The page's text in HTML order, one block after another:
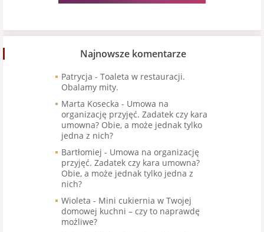
Najnowsze komentarze
Patrycja - Toaleta w restauracji.
Obalamy mity.
Marta Kosecka - Umowa na
organizację przyjęć. Zadatek czy kara
umowna? Obie, a może jednak tylko
jedna z nich?
Bartłomiej - Umowa na organizację
przyjęć. Zadatek czy kara umowna?
Obie, a może jednak tylko jedna z
nich?
Wioleta - Mini cukiernia w Twojej
domowej kuchni – czy to naprawdę
możliwe?